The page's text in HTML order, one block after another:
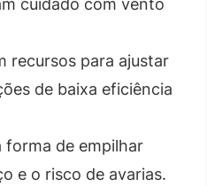
cuidado com vento
recursos para ajustar
de baixa eficiência
forma de empilhar
e o risco de avarias.